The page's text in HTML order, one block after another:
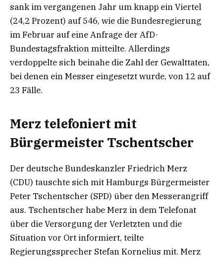
sank im vergangenen Jahr um knapp ein Viertel
(24,2 Prozent) auf 546, wie die Bundesregierung
im Februar auf eine Anfrage der AfD-
Bundestagsfraktion mitteilte. Allerdings
verdoppelte sich beinahe die Zahl der Gewalttaten,
bei denen ein Messer eingesetzt wurde, von 12 auf
23 Fälle.
Merz telefoniert mit
Bürgermeister Tschentscher
Der deutsche Bundeskanzler Friedrich Merz
(CDU) tauschte sich mit Hamburgs Bürgermeister
Peter Tschentscher (SPD) über den Messerangriff
aus. Tschentscher habe Merz in dem Telefonat
über die Versorgung der Verletzten und die
Situation vor Ort informiert, teilte
Regierungssprecher Stefan Kornelius mit. Merz